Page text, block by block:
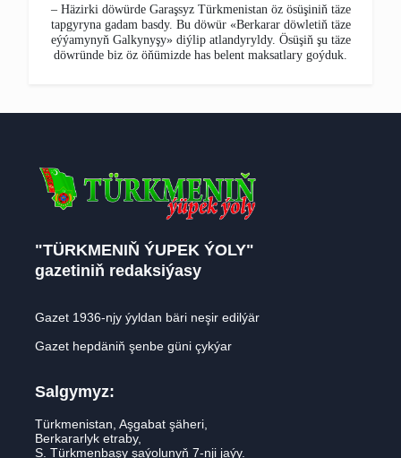
– Häzirki döwürde Garaşsyz Türkmenistan öz ösüşiniň täze
tapgyryna gadam basdy. Bu döwür «Berkarar döwletiň täze
eýýamynyň Galkynyşy» diýlip atlandyryldy. Ösüşiň şu täze
döwründe biz öz öňümizde has belent maksatlary goýduk.
"TÜRKMENIŇ ÝUPEK ÝOLY"
gazetiniň redaksiýasy
Gazet 1936-njy ýyldan bäri neşir edilýär
Gazet hepdäniň şenbe güni çykýar
Salgymyz:
Türkmenistan, Aşgabat şäheri,
Berkararlyk etraby,
S. Türkmenbaşy şaýolunyň 7-nji jaýy.